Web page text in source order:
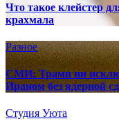
Что такое клейстер
крахмала
Разное
СМИ: Трамп ни
Ираном без ядерной
Студия Уюта